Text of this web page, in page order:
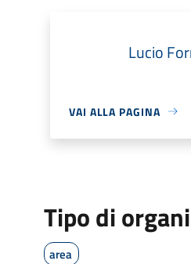
Lucio
VAI ALLA PAGINA
Tipo di
area